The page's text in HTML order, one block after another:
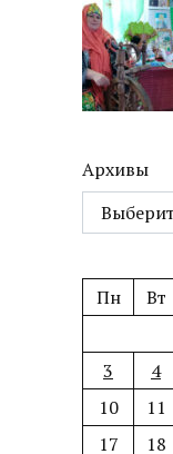
Архивы
Пн Вт
3
4
10
11
17
18